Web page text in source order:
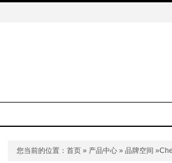
您当前的位置： 首页 » 产品中心 » 品牌空间